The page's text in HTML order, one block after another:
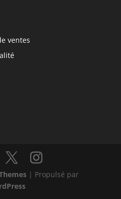
ventes
| Propulsé par